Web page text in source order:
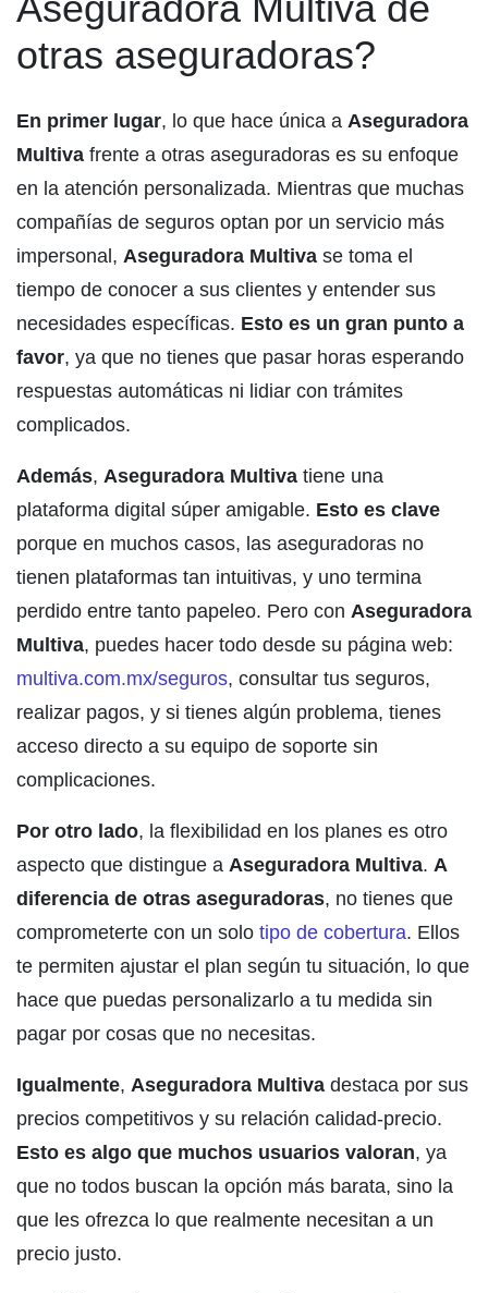
otras aseguradoras?
En primer lugar, lo que hace única a Aseguradora
Multiva frente a otras aseguradoras es su enfoque
en la atención personalizada. Mientras que muchas
compañías de seguros optan por un servicio más
impersonal, Aseguradora Multiva se toma el
tiempo de conocer a sus clientes y entender sus
necesidades específicas. Esto es un gran punto a
favor, ya que no tienes que pasar horas esperando
respuestas automáticas ni lidiar con trámites
complicados.
Además, Aseguradora Multiva tiene una
plataforma digital súper amigable. Esto es clave
porque en muchos casos, las aseguradoras no
tienen plataformas tan intuitivas, y uno termina
perdido entre tanto papeleo. Pero con Aseguradora
Multiva, puedes hacer todo desde su página web:
multiva.com.mx/seguros, consultar tus seguros,
realizar pagos, y si tienes algún problema, tienes
acceso directo a su equipo de soporte sin
complicaciones.
Por otro lado, la flexibilidad en los planes es otro
aspecto que distingue a Aseguradora Multiva. A
diferencia de otras aseguradoras, no tienes que
comprometerte con un solo tipo de cobertura. Ellos
te permiten ajustar el plan según tu situación, lo que
hace que puedas personalizarlo a tu medida sin
pagar por cosas que no necesitas.
Igualmente, Aseguradora Multiva destaca por sus
precios competitivos y su relación calidad-precio.
Esto es algo que muchos usuarios valoran, ya
que no todos buscan la opción más barata, sino la
que les ofrezca lo que realmente necesitan a un
precio justo.